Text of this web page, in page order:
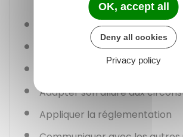
Autonomie et la conscience du
Connaître et utiliser les
Adapter son allure aux
Appliquer la réglementation
OK, accept all
Deny all cookies
Privacy policy